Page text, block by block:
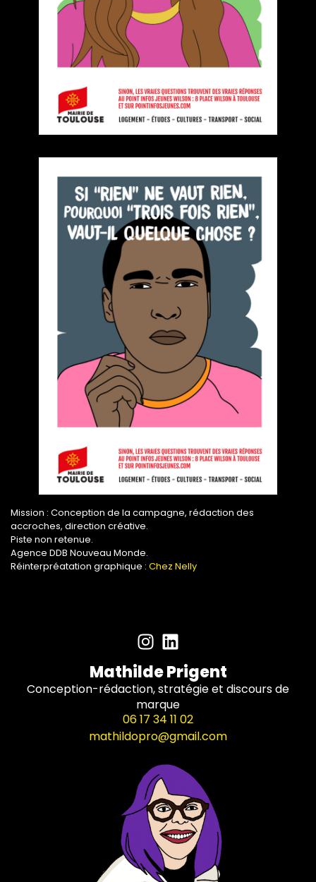
Mission : Conception de la campagne, rédaction des
accroches, direction créative.
Piste non retenue.
Agence DDB Nouveau Monde.
Réinterpréatation graphique : Chez Nelly
Mathilde Prigent
Conception-rédaction, stratégie et discours de
marque
06 17 34 11 02
mathildopro@gmail.com